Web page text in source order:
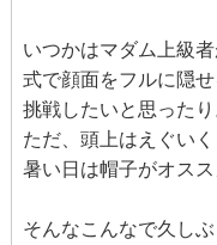
いつかはマダム上級
式で顔面をフルに隠
挑戦したいと思ったり
ただ、頭上はえぐい
暑い日は帽子がオスス
そんなこんなで久し